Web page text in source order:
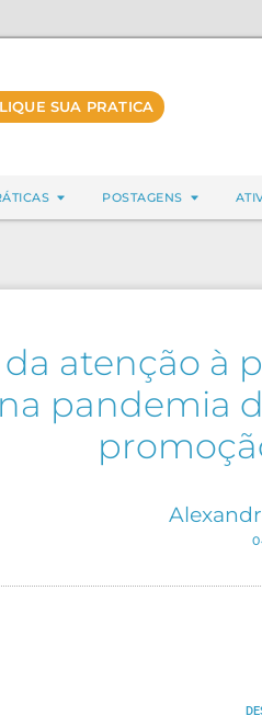
SUA PRATICA
POSTAGENS
atenção à
pandemia